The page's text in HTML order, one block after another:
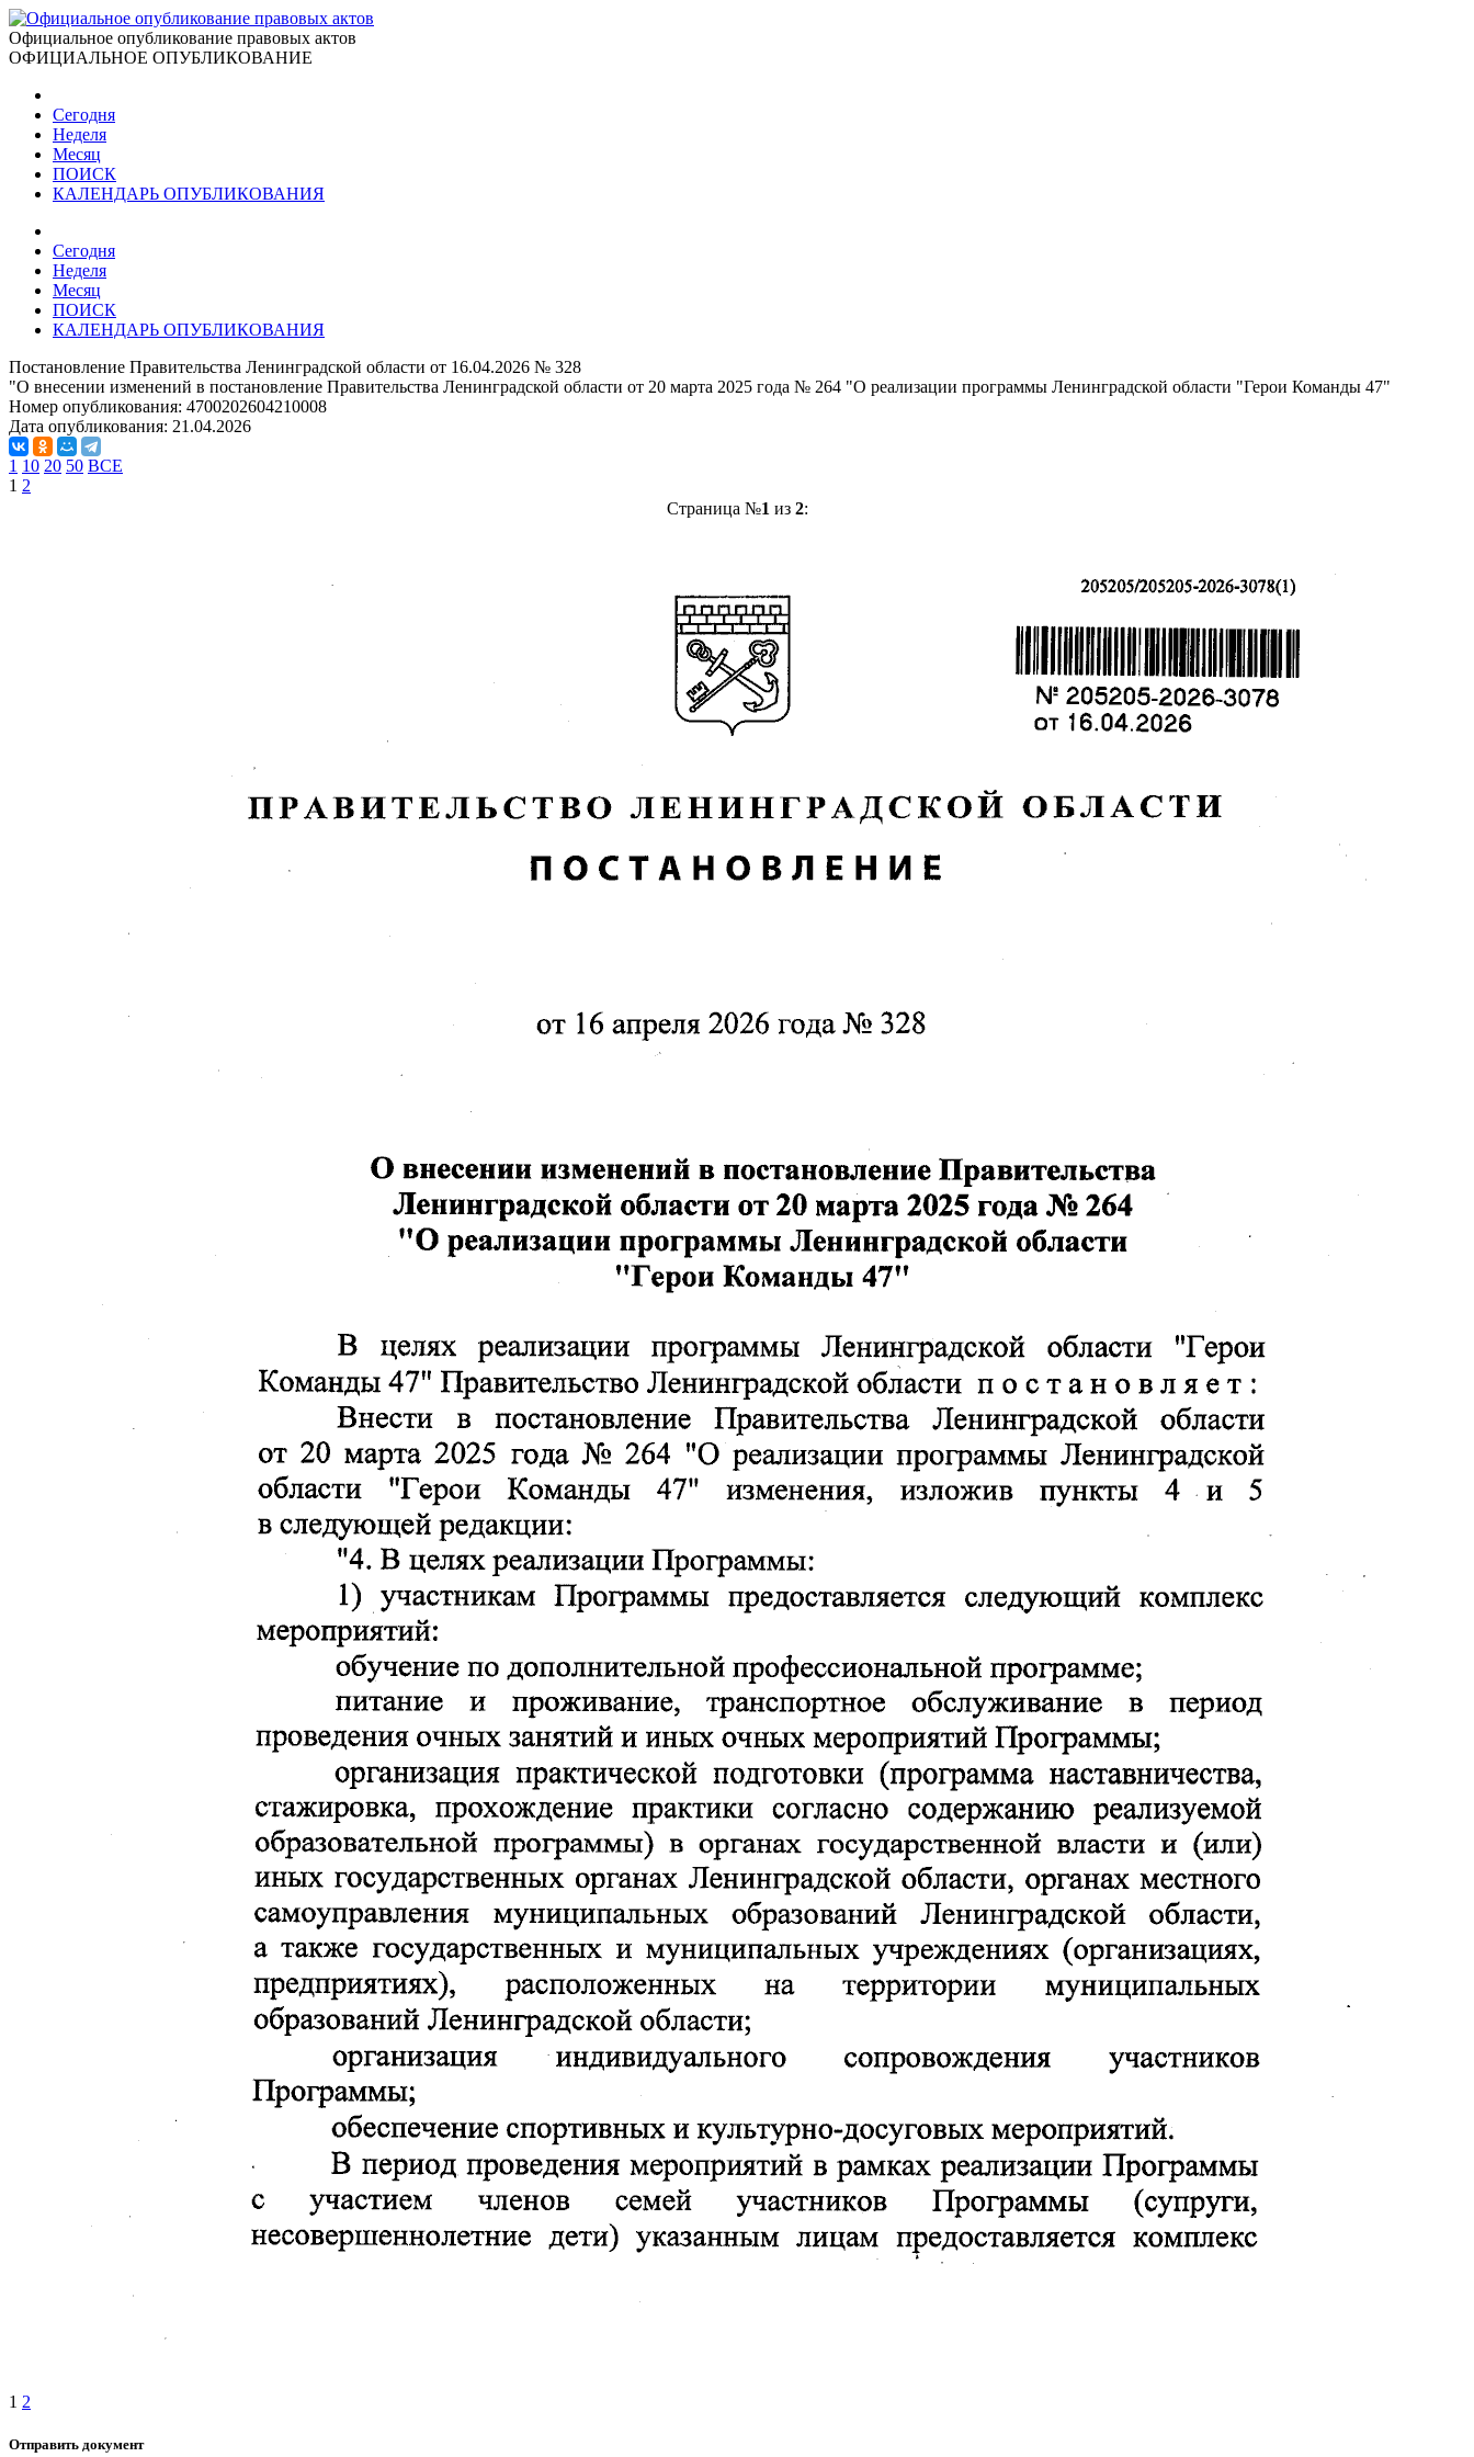
Официальное опубликование правовых актов
ОФИЦИАЛЬНОЕ ОПУБЛИКОВАНИЕ
Сегодня
Неделя
Месяц
ПОИСК
КАЛЕНДАРЬ ОПУБЛИКОВАНИЯ
Сегодня
Неделя
Месяц
ПОИСК
КАЛЕНДАРЬ ОПУБЛИКОВАНИЯ
Постановление Правительства Ленинградской области от 16.04.2026 № 328
"О внесении изменений в постановление Правительства Ленинградской области от 20 марта 2025 года № 264 "О реализации программы Ленинградской области "Герои Команды 47"
Номер опубликования: 4700202604210008
Дата опубликования: 21.04.2026
1 10 20 50 ВСЕ
1 2
Страница №1 из 2:
1 2
Отправить документ